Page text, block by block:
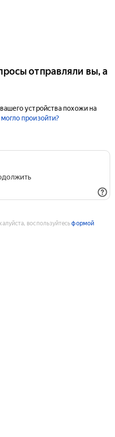
отправляли вы, а
устройства похожи на
произойти?
воспользуйтесьформой